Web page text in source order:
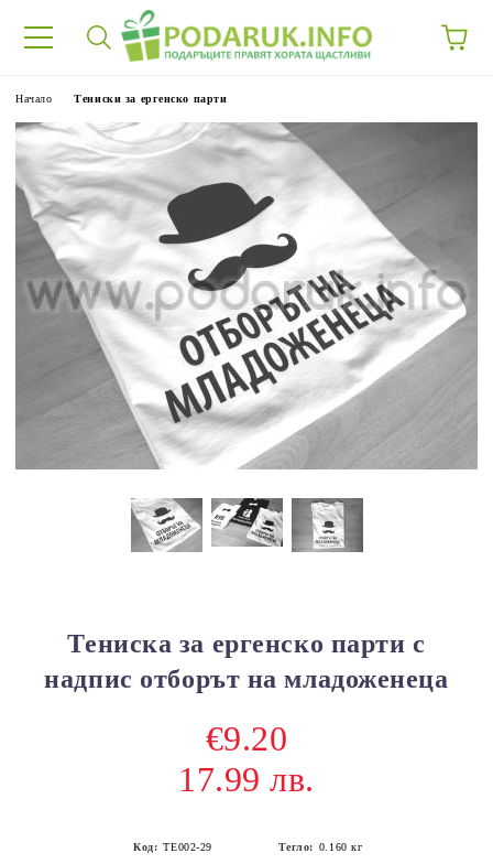
Начало Тениски за ергенско парти
Тениска за ергенско парти с
надпис отборът на младоженеца
€9.20
17.99 лв.
Код: ТЕ002-29 Тегло: 0.160 кг